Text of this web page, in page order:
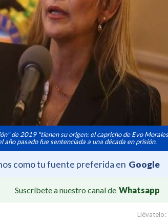
de 2019 "tienen su origen: el capricho de Evo
pasado fue sentenciada a una década en prisión.
como tu fuente preferida en Google
Suscríbete a nuestro canal de Whatsapp
Llévatelo: